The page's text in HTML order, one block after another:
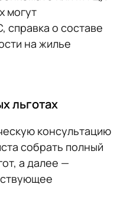
могут
о составе
на жилье
льготах
консультацию
собрать полный
а далее —